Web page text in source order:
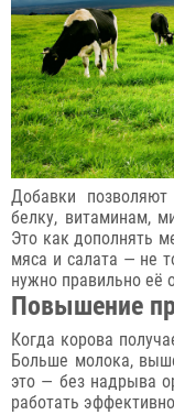
Добавки
белку, витаминам,
Это как дополнять
мяса и салата — не
нужно правильно её
Повышение
Когда корова
Больше молока,
это — без надрыва
работать